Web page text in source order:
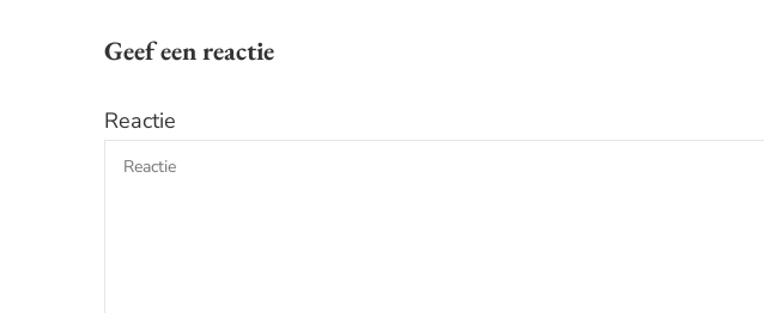
Geef een reactie
Reactie